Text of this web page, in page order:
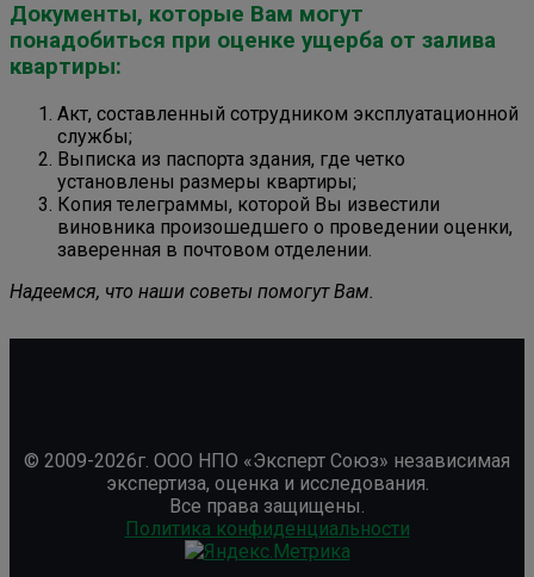
Документы, которые Вам могут
понадобиться при оценке ущерба от залива
квартиры:
Акт, составленный сотрудником эксплуатационной
службы;
Выписка из паспорта здания, где четко
установлены размеры квартиры;
Копия телеграммы, которой Вы известили
виновника произошедшего о проведении оценки,
заверенная в почтовом отделении.
Надеемся, что наши советы помогут Вам.
© 2009-2026г. ООО НПО «Эксперт Союз» независимая
экспертиза, оценка и исследования.
Все права защищены.
Политика конфиденциальности